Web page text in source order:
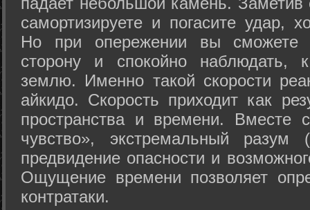
самортизируете и погасите удар,
Но при опережении вы сможете
сторону и спокойно наблюдать,
землю. Именно такой скорости
айкидо. Скорость приходит как
пространства и времени. Вместе
чувство», экстремальный разум
предвидение опасности и
Ощущение времени позволяет
контратаки.